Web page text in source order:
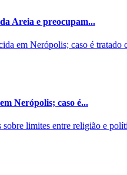
Areia e preocupam...
Nerópolis; caso é...